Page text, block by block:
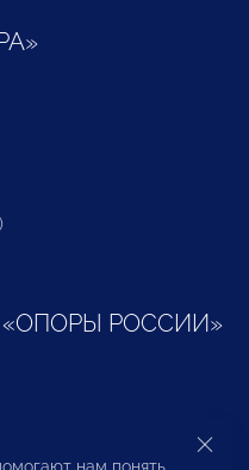
«ОПОРЫ РОССИИ»
и
нам понять,